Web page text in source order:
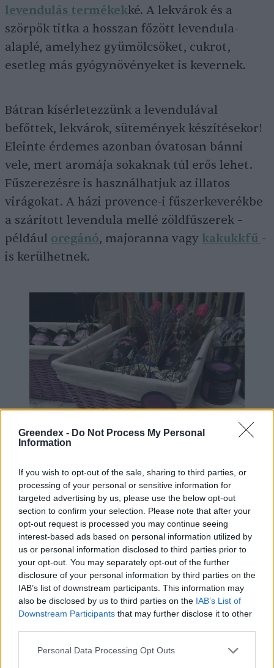
Greendex - Do Not Process My Personal
Information
If you wish to opt-out of the sale, sharing to third parties, or
processing of your personal or sensitive information for
targeted advertising by us, please use the below opt-out
section to confirm your selection. Please note that after your
opt-out request is processed you may continue seeing
interest-based ads based on personal information utilized by
us or personal information disclosed to third parties prior to
your opt-out. You may separately opt-out of the further
disclosure of your personal information by third parties on the
IAB’s list of downstream participants. This information may
also be disclosed by us to third parties on the IAB’s List of
Downstream Participants that may further disclose it to other
Personal Data Processing Opt Outs
levendulás termékekké. A lekvárok és a
szörpök titka a hosszan főzött levendula-
alaplé, amelyhez gyümölcsöket, cukrot,
esetleg más gyógynövényeket is kevernek.
Bátran kísérletezzünk a levendulával
befőttek, lekvárok, sütemények készítésekor!
Eleinte érdemes azonban óvatosan bánni
vele, mert aromája sokaknak túl erős lehet.
Fűszerezésre is használhatjuk az illatos
virágokat. A házi provence-i fűszerkeverékbe
a szárított levendula mellé zöldfűszerek –
például oregánó, majoranna vagy kakukkfű –
is kerülhetnek.
Fotó: Levendulakonyha
A levendula kulináris felhasználása
viszonylag újdonságnak számít,
gyógynövényként azonban már régóta
ismerik és alkalmazzák. A hatásait Papp
Orsolya fitoterapeuta így összegzi:„A
levendula mintha egy puha vattába csomagolná
az ember lelkét; remekül alkalmazható
feszültség, szorongás, alvászavarok,
nyugtalanság esetén. Ezenkívül még